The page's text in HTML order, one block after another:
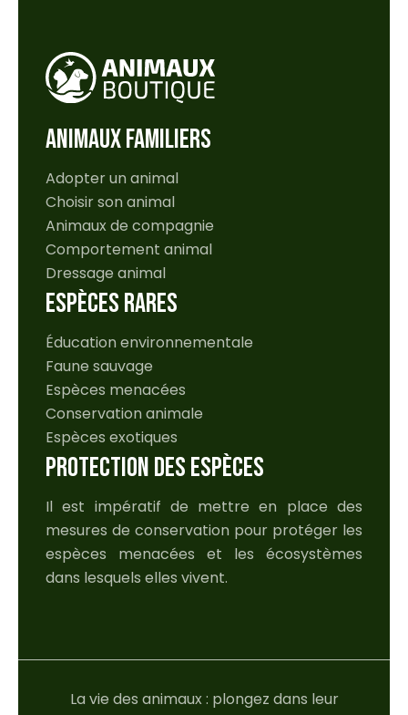
ANIMAUX FAMILIERS
Adopter un animal
Choisir son animal
Animaux de compagnie
Comportement animal
Dressage animal
ESPÈCES RARES
Éducation environnementale
Faune sauvage
Espèces menacées
Conservation animale
Espèces exotiques
PROTECTION DES ESPÈCES
Il est impératif de mettre en place des
mesures de conservation pour protéger les
espèces menacées et les écosystèmes
dans lesquels elles vivent.
La vie des animaux : plongez dans leur